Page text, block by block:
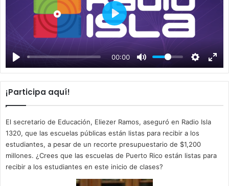
00:00
P
a
y
¡Participa aquí!
El secretario de Educación, Eliezer Ramos, aseguró en Radio Isla
1320, que las escuelas públicas están listas para recibir a los
estudiantes, a pesar de un recorte presupuestario de $1,200
millones. ¿Crees que las escuelas de Puerto Rico están listas para
recibir a los estudiantes en este inicio de clases?